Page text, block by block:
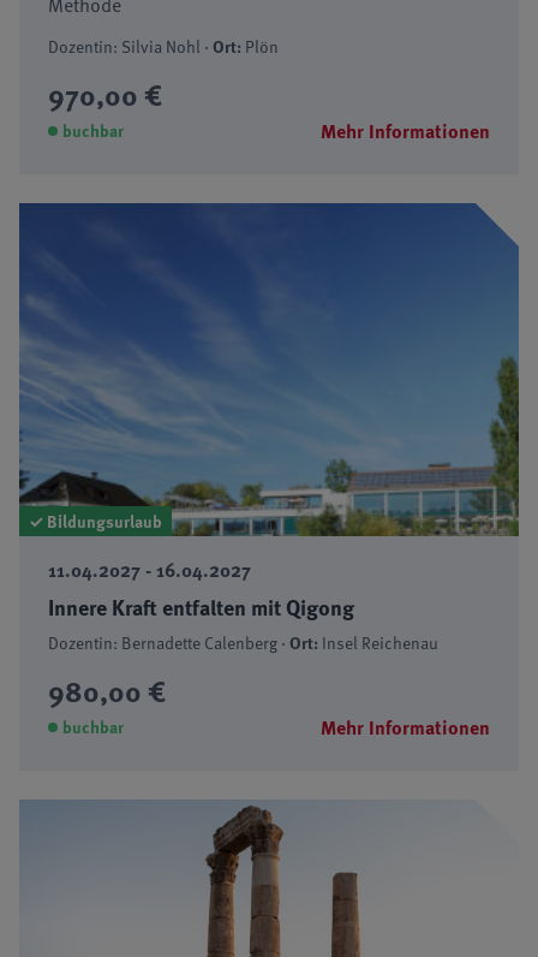
Dozentin: Silvia Nohl ·Ort: Plön
970,00 €
buchbar Mehr Informationen
✓ Bildungsurlaub
11.04.2027 - 16.04.2027
Innere Kraft entfalten mit Qigong
Dozentin: Bernadette Calenberg ·Ort: Insel Reichenau
980,00 €
buchbar Mehr Informationen